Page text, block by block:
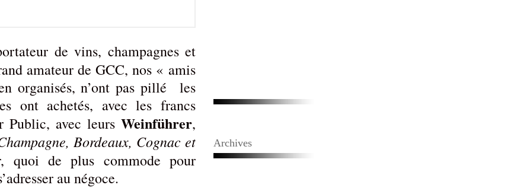
de vins, champagnes et
amateur de GCC, nos « amis
organisés, n’ont pas pillé les
ont achetés, avec les francs
Public, avec leurs Weinführer,
Bordeaux, Cognac et
quoi de plus commode pour
au négoce.
Archives